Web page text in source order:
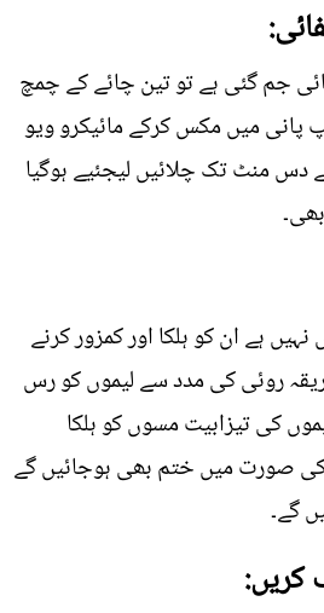
جم گئی ہے تو تین چائے کے چمچ
پانی میں مکس کرکے مائیکرو ویو
دس منٹ تک چلائیں لیجئیے ہوگیا
ہے ان کو ہلکا اور کمزور کرنے
روئی کی مدد سے لیموں کو رس
کی تیزابیت مسوں کو ہلکا
صورت میں ختم بھی ہوجائیں گے
گے۔
کریں: